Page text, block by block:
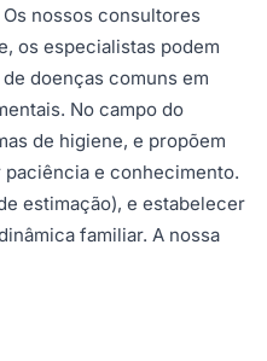
nossos consultores
os especialistas podem
doenças comuns em
No campo do
de higiene, e propõem
e conhecimento.
estimação), e estabelecer
familiar. A nossa